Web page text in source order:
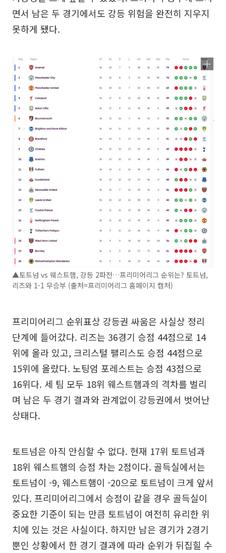
면서 남은 두 경기에서도 강등 위험을 완전히 지우지
못하게 됐다.
▲토트넘 vs 웨스트햄, 강등 2파전…프리미어리그 순위는? 토트넘,
리즈와 1-1 무승부 (출처=프리미어리그 홈페이지 캡처)
프리미어리그 순위표상 강등권 싸움은 사실상 정리
단계에 들어갔다. 리즈는 36경기 승점 44점으로 14
위에 올라 있고, 크리스털 팰리스도 승점 44점으로
15위에 올랐다. 노팅엄 포레스트는 승점 43점으로
16위다. 세 팀 모두 18위 웨스트햄과의 격차를 벌리
며 남은 두 경기 결과와 관계없이 강등권에서 벗어난
상태다.
토트넘은 아직 안심할 수 없다. 현재 17위 토트넘과
18위 웨스트햄의 승점 차는 2점이다. 골득실에서는
토트넘이 -9, 웨스트햄이 -20으로 토트넘이 크게 앞서
있다. 프리미어리그에서 승점이 같을 경우 골득실이
중요한 기준이 되는 만큼 토트넘이 여전히 유리한 위
치에 있는 것은 사실이다. 하지만 남은 경기가 2경기
뿐인 상황에서 한 경기 결과에 따라 순위가 뒤집힐 수